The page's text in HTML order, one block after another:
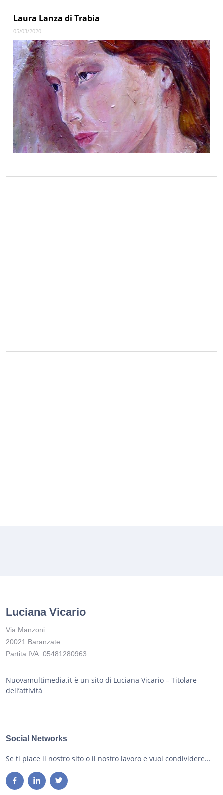
Laura Lanza di Trabia
05/03/2020
Luciana Vicario
Via Manzoni
20021 Baranzate
Partita IVA: 05481280963
Nuovamultimedia.it è un sito di Luciana Vicario – Titolare
dell’attività
Social Networks
Se ti piace il nostro sito o il nostro lavoro e vuoi condividere...